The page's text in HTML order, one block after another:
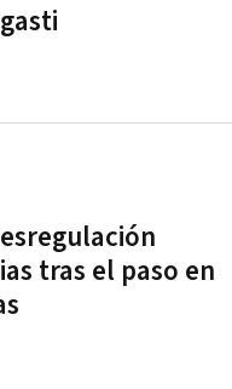
tras el paso en